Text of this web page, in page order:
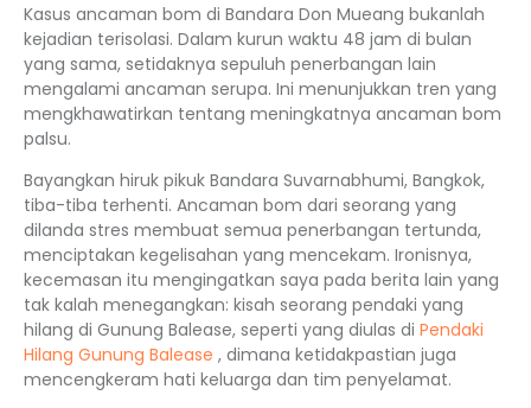
Kasus ancaman bom di Bandara Don Mueang bukanlah
kejadian terisolasi. Dalam kurun waktu 48 jam di bulan
yang sama, setidaknya sepuluh penerbangan lain
mengalami ancaman serupa. Ini menunjukkan tren yang
mengkhawatirkan tentang meningkatnya ancaman bom
palsu.
Bayangkan hiruk pikuk Bandara Suvarnabhumi, Bangkok,
tiba-tiba terhenti. Ancaman bom dari seorang yang
dilanda stres membuat semua penerbangan tertunda,
menciptakan kegelisahan yang mencekam. Ironisnya,
kecemasan itu mengingatkan saya pada berita lain yang
tak kalah menegangkan: kisah seorang pendaki yang
hilang di Gunung Balease, seperti yang diulas di Pendaki
Hilang Gunung Balease , dimana ketidakpastian juga
mencengkeram hati keluarga dan tim penyelamat.